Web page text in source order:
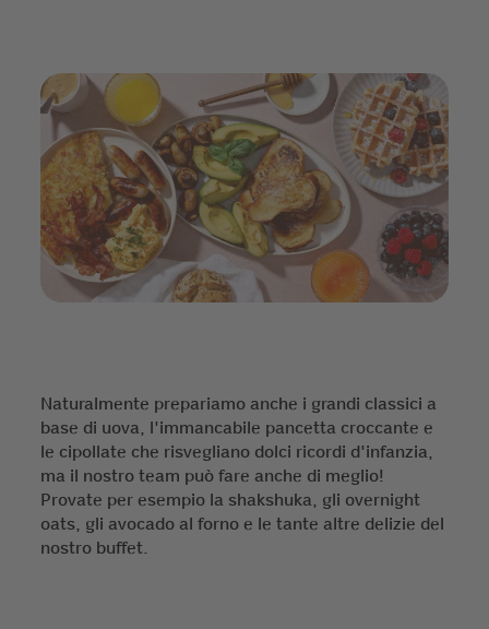
Naturalmente prepariamo anche i grandi classici a
base di uova, l'immancabile pancetta croccante e
le cipollate che risvegliano dolci ricordi d'infanzia,
ma il nostro team può fare anche di meglio!
Provate per esempio la shakshuka, gli overnight
oats, gli avocado al forno e le tante altre delizie del
nostro buffet.